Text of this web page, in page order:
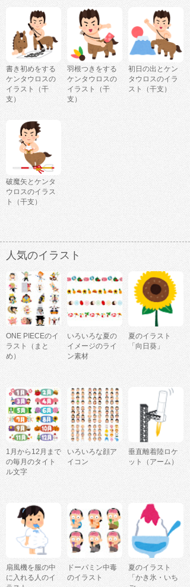
書き初めをする
ケンタウロスの
イラスト（干
支）
羽根つきをする
ケンタウロスの
イラスト（干
支）
初日の出とケン
タウロスのイラ
スト（干支）
破魔矢とケンタ
ウロスのイラス
ト（干支）
人気のイラスト
ONE PIECEのイ
ラスト（まと
め）
いろいろな夏の
イメージのライ
ン素材
夏のイラスト
「向日葵」
1月から12月まで
の毎月のタイト
ル文字
いろいろな顔ア
イコン
垂直離着陸ロケ
ット（アーム）
扇風機を服の中
に入れる人のイ
ドーパミン中毒
のイラスト
夏のイラスト
「かき氷・いち